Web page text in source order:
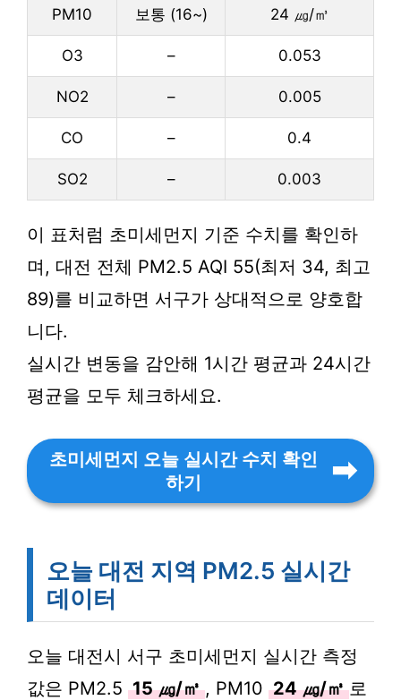
PM10 보통 (16~) 24 ㎍/㎥
O3 – 0.053
NO2 – 0.005
CO – 0.4
SO2 – 0.003
이 표처럼 초미세먼지 기준 수치를 확인하
며, 대전 전체 PM2.5 AQI 55(최저 34, 최고
89)를 비교하면 서구가 상대적으로 양호합
니다.
실시간 변동을 감안해 1시간 평균과 24시간
평균을 모두 체크하세요.
초미세먼지 오늘 실시간 수치 확인
하기
오늘 대전 지역 PM2.5 실시간
데이터
오늘 대전시 서구 초미세먼지 실시간 측정
값은 PM2.5 15 ㎍/㎥ , PM10 24 ㎍/㎥ 로